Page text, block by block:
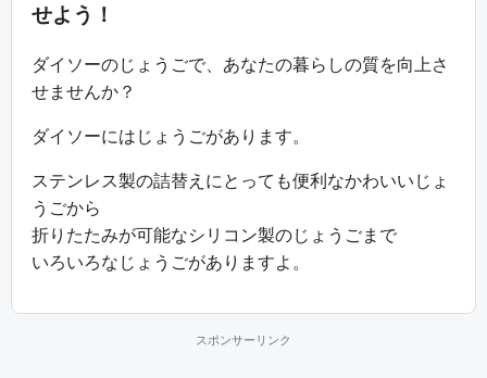
せよう！
ダイソーのじょうごで、あなたの暮らしの質を向上さ
せませんか？
ダイソーにはじょうごがあります。
ステンレス製の詰替えにとっても便利なかわいいじょ
うごから
折りたたみが可能なシリコン製のじょうごまで
いろいろなじょうごがありますよ。
スポンサーリンク